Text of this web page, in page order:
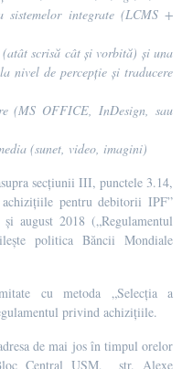
sistemelor integrate (LCMS +
scrisă cât și vorbită) și una
nivel de percepție și traducere
(MS OFFICE, InDesign, sau
(sunet, video, imagini)
secțiunii III, punctele 3.14,
pentru debitorii IPF”
august 2018 („Regulamentul
politica Băncii Mondiale
cu metoda „Selecția a
privind achizițiile.
de mai jos în timpul orelor
Central USM, str. Alexe